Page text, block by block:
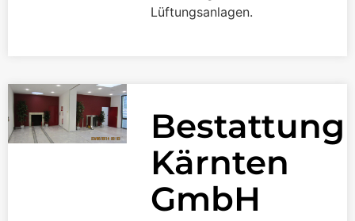
Lüftungsanlagen.
Bestattung
Kärnten
GmbH